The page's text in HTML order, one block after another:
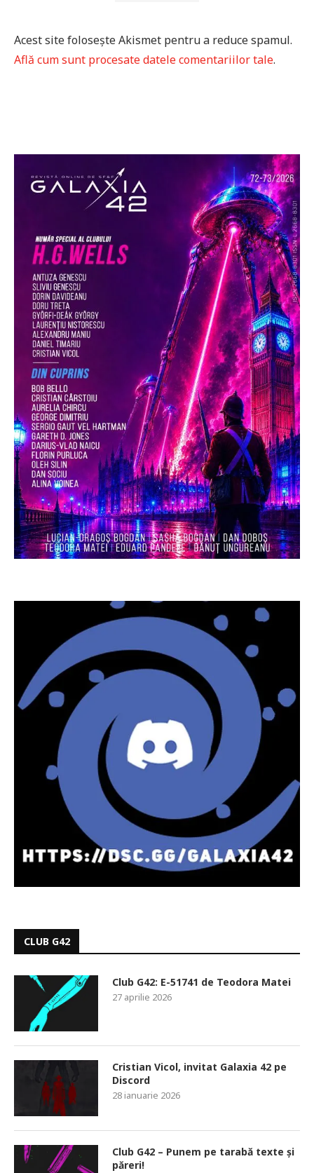
Acest site folosește Akismet pentru a reduce spamul.
Află cum sunt procesate datele comentariilor tale.
CLUB G42
Club G42: E-51741 de Teodora Matei
27 aprilie 2026
Cristian Vicol, invitat Galaxia 42 pe
Discord
28 ianuarie 2026
Club G42 – Punem pe tarabă texte și
păreri!